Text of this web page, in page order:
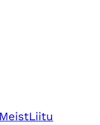
MeistLiitu